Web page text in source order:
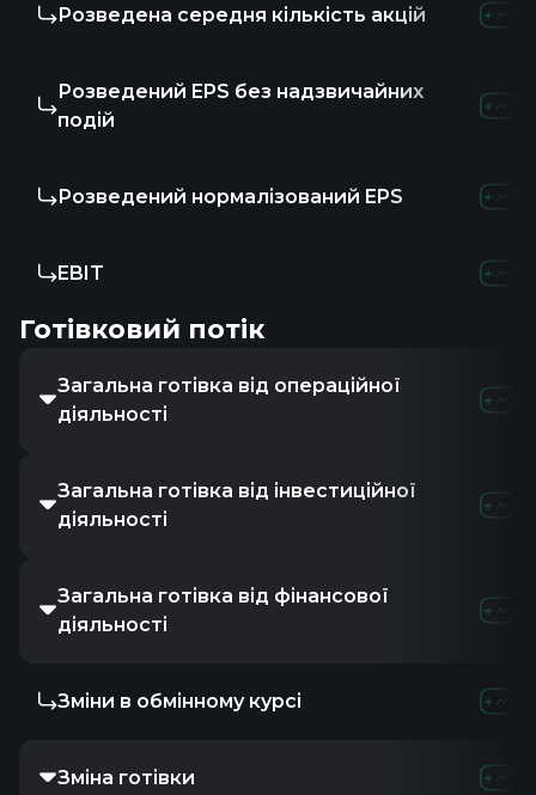
Розведена середня кількість акцій
Розведений EPS без надзвичайних
подій
Розведений нормалізований EPS
EBIT
Готівковий потік
Загальна готівка від операційної
діяльності
Загальна готівка від інвестиційної
діяльності
Загальна готівка від фінансової
діяльності
Зміни в обмінному курсі
Зміна готівки